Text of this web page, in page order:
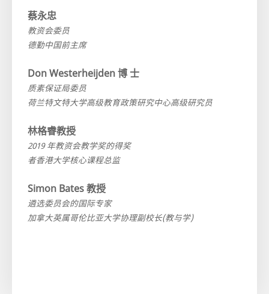
蔡永忠
教资会委员
德勤中国前主席
Don Westerheijden 博 士
质素保证局委员
荷兰特文特大学高级教育政策研究中心高级研究员
林格睿教授
2019 年教资会教学奖的得奖
者香港大学核心课程总监
Simon Bates 教授
遴选委员会的国际专家
加拿大英属哥伦比亚大学协理副校长(教与学)